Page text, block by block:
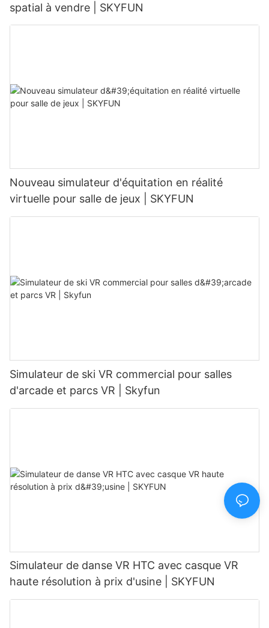
spatial à vendre | SKYFUN
Nouveau simulateur d'équitation en réalité
virtuelle pour salle de jeux | SKYFUN
Simulateur de ski VR commercial pour salles
d'arcade et parcs VR | Skyfun
Simulateur de danse VR HTC avec casque VR
haute résolution à prix d'usine | SKYFUN